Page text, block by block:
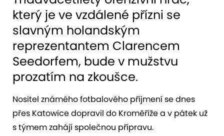
který je ve vzdálené přízni se
slavným holandským
reprezentantem Clarencem
Seedorfem, bude v mužstvu
prozatím na zkoušce.
Nositel známého fotbalového příjmení se dnes
přes Katowice dopravil do Kroměříže a v pátek už
s týmem zahájí společnou přípravu.